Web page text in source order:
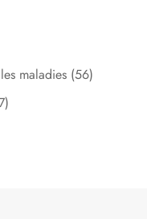
maladies (56)